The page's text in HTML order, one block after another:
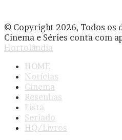
© Copyright 2026, Todos os
Cinema e Séries conta com
Hortolândia
HOME
Notícias
Cinema
Resenhas
Lista
Seriado
HQ/Livros